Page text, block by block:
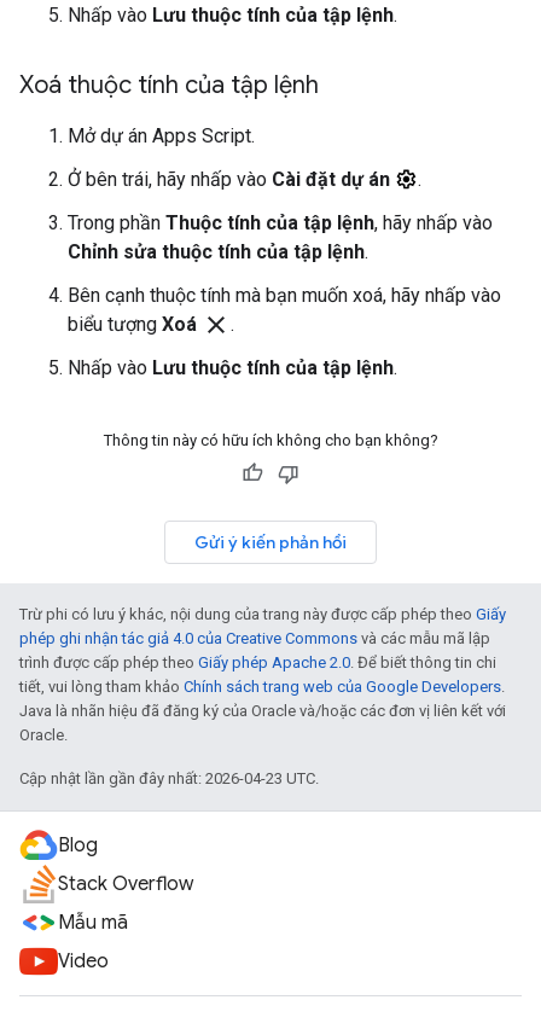
Nhấp vào Lưu thuộc tính của tập lệnh.
Xoá thuộc tính của tập lệnh
Mở dự án Apps Script.
Ở bên trái, hãy nhấp vào Cài đặt dự án
.
Trong phần Thuộc tính của tập lệnh, hãy nhấp vào
Chỉnh sửa thuộc tính của tập lệnh.
Bên cạnh thuộc tính mà bạn muốn xoá, hãy nhấp vào
biểu tượng Xoá close .
Nhấp vào Lưu thuộc tính của tập lệnh.
Thông tin này có hữu ích không cho bạn không?
Gửi ý kiến phản hồi
Trừ phi có lưu ý khác, nội dung của trang này được cấp phép theo Giấy
phép ghi nhận tác giả 4.0 của Creative Commons và các mẫu mã lập
trình được cấp phép theo Giấy phép Apache 2.0. Để biết thông tin chi
tiết, vui lòng tham khảo Chính sách trang web của Google Developers.
Java là nhãn hiệu đã đăng ký của Oracle và/hoặc các đơn vị liên kết với
Oracle.
Cập nhật lần gần đây nhất: 2026-04-23 UTC.
Blog
Stack Overflow
Mẫu mã
Video